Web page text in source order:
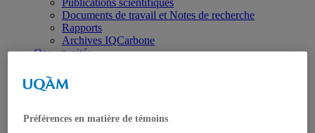
Publications scientifiques
Documents de travail et Notes de recherche
Rapports
Archives IQCarbone
Opportunités
Bourses et stages
Offres d’emploi
Webinaires
Préférences en matière de témoins